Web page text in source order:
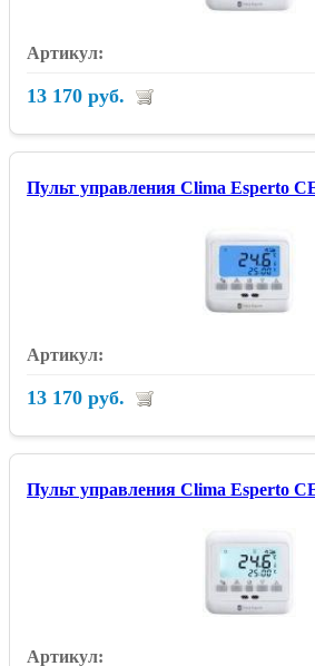
13 170 руб.
Пульт управления Clima Esperto
13 170 руб.
Пульт управления Clima Esperto